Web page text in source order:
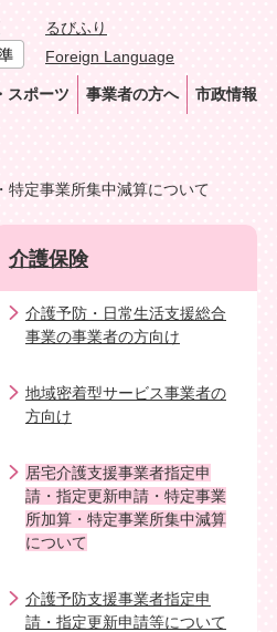
るびふり
Foreign Language
スポーツ 事業者の方へ 市政情報
特定事業所集中減算について
介護保険
介護予防・日常生活支援総合
事業の事業者の方向け
地域密着型サービス事業者の
方向け
居宅介護支援事業者指定申
請・指定更新申請・特定事業
所加算・特定事業所集中減算
について
介護予防支援事業者指定申
請・指定更新申請等について